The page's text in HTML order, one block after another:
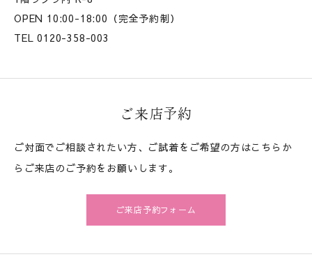
OPEN 10:00-18:00（完全予約制）
TEL 0120-358-003
ご来店予約
ご対面でご相談されたい方、ご試着をご希望の方はこちらか
らご来店のご予約をお願いします。
ご来店予約フォーム